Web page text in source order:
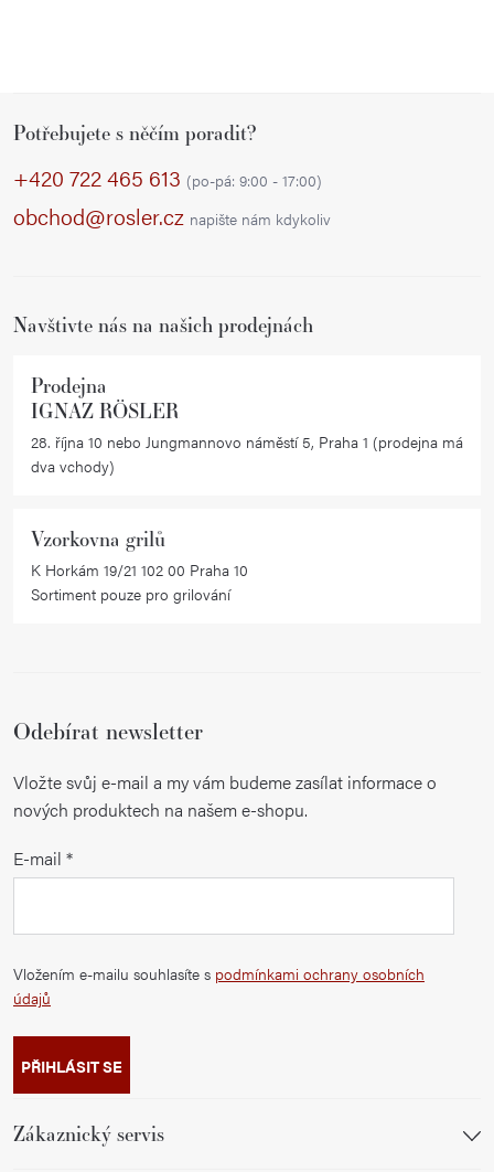
Potřebujete s něčím poradit?
+420 722 465 613 (po-pá: 9:00 - 17:00)
obchod@rosler.cz napište nám kdykoliv
Navštivte nás na našich prodejnách
Prodejna
IGNAZ RÖSLER
28. října 10 nebo Jungmannovo náměstí 5, Praha 1 (prodejna má
dva vchody)
Vzorkovna grilů
K Horkám 19/21 102 00 Praha 10
Sortiment pouze pro grilování
Odebírat newsletter
Vložte svůj e-mail a my vám budeme zasílat informace o
nových produktech na našem e-shopu.
E-mail
Vložením e-mailu souhlasíte s podmínkami ochrany osobních
údajů
PŘIHLÁSIT SE
Zákaznický servis